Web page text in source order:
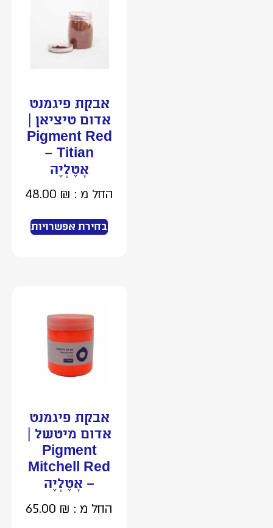
אבקת פיגמנט
אדום טיציאן |
Pigment Red
Titian –
אָטֶלְיֶה
החל מ : 48.00₪
בחירת אפשרויות
אבקת פיגמנט
אדום מיטשל |
Pigment
Mitchell Red
– אָטֶלְיֶה
החל מ : 65.00₪